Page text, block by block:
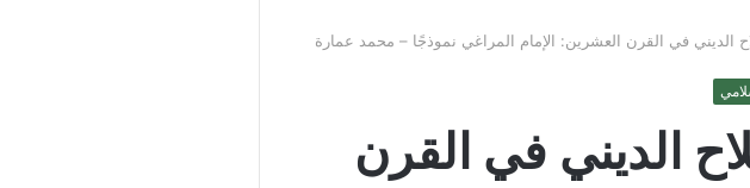
الديني في القرن العشرين: الإمام المراغي نموذجًا – محمد عمارة
الديني في القرن